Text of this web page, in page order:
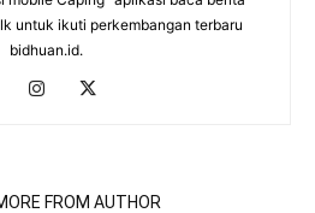
untuk ikuti perkembangan terbaru
bidhuan.id.
FROM AUTHOR